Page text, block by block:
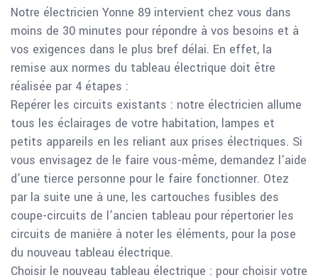
Notre électricien Yonne 89 intervient chez vous dans
moins de 30 minutes pour répondre à vos besoins et à
vos exigences dans le plus bref délai. En effet, la
remise aux normes du tableau électrique doit être
réalisée par 4 étapes :
Repérer les circuits existants : notre électricien allume
tous les éclairages de votre habitation, lampes et
petits appareils en les reliant aux prises électriques. Si
vous envisagez de le faire vous-même, demandez l’aide
d’une tierce personne pour le faire fonctionner. Otez
par la suite une à une, les cartouches fusibles des
coupe-circuits de l’ancien tableau pour répertorier les
circuits de manière à noter les éléments, pour la pose
du nouveau tableau électrique.
Choisir le nouveau tableau électrique : pour choisir votre